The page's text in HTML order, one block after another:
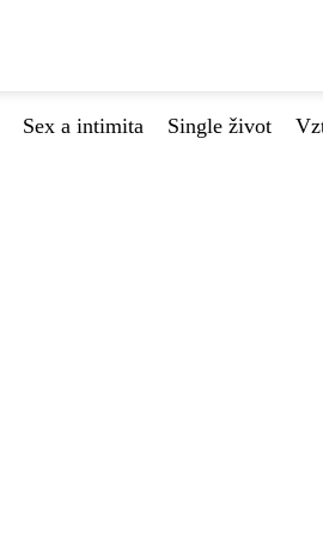
Sex a intimita Single život